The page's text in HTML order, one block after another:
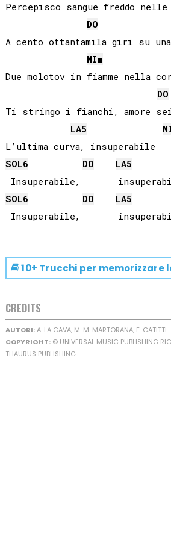
Percepisco sangue freddo nelle
DO
A cento ottantamila giri su una
MIm
Due molotov in fiamme nella
DO
Ti stringo i fianchi, amore
LA5
SOL6 DO LA5
SOL6 DO LA5
10+ Trucchi per memorizzare
CREDITS
AUTORI:A. LA CAVA, M. M. MARTORANA, F. CATITTI
COPYRIGHT:© UNIVERSAL MUSIC PUBLISHING
THAURUS PUBLISHING